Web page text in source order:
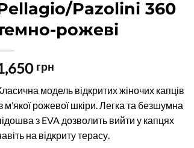
Pazolini 360
рожеві
грн
модель відкритих жіночих капців
м’якої рожевої шкіри. Легка та безшумна
з EVA дозволить вийти у капцях
на відкриту терасу.